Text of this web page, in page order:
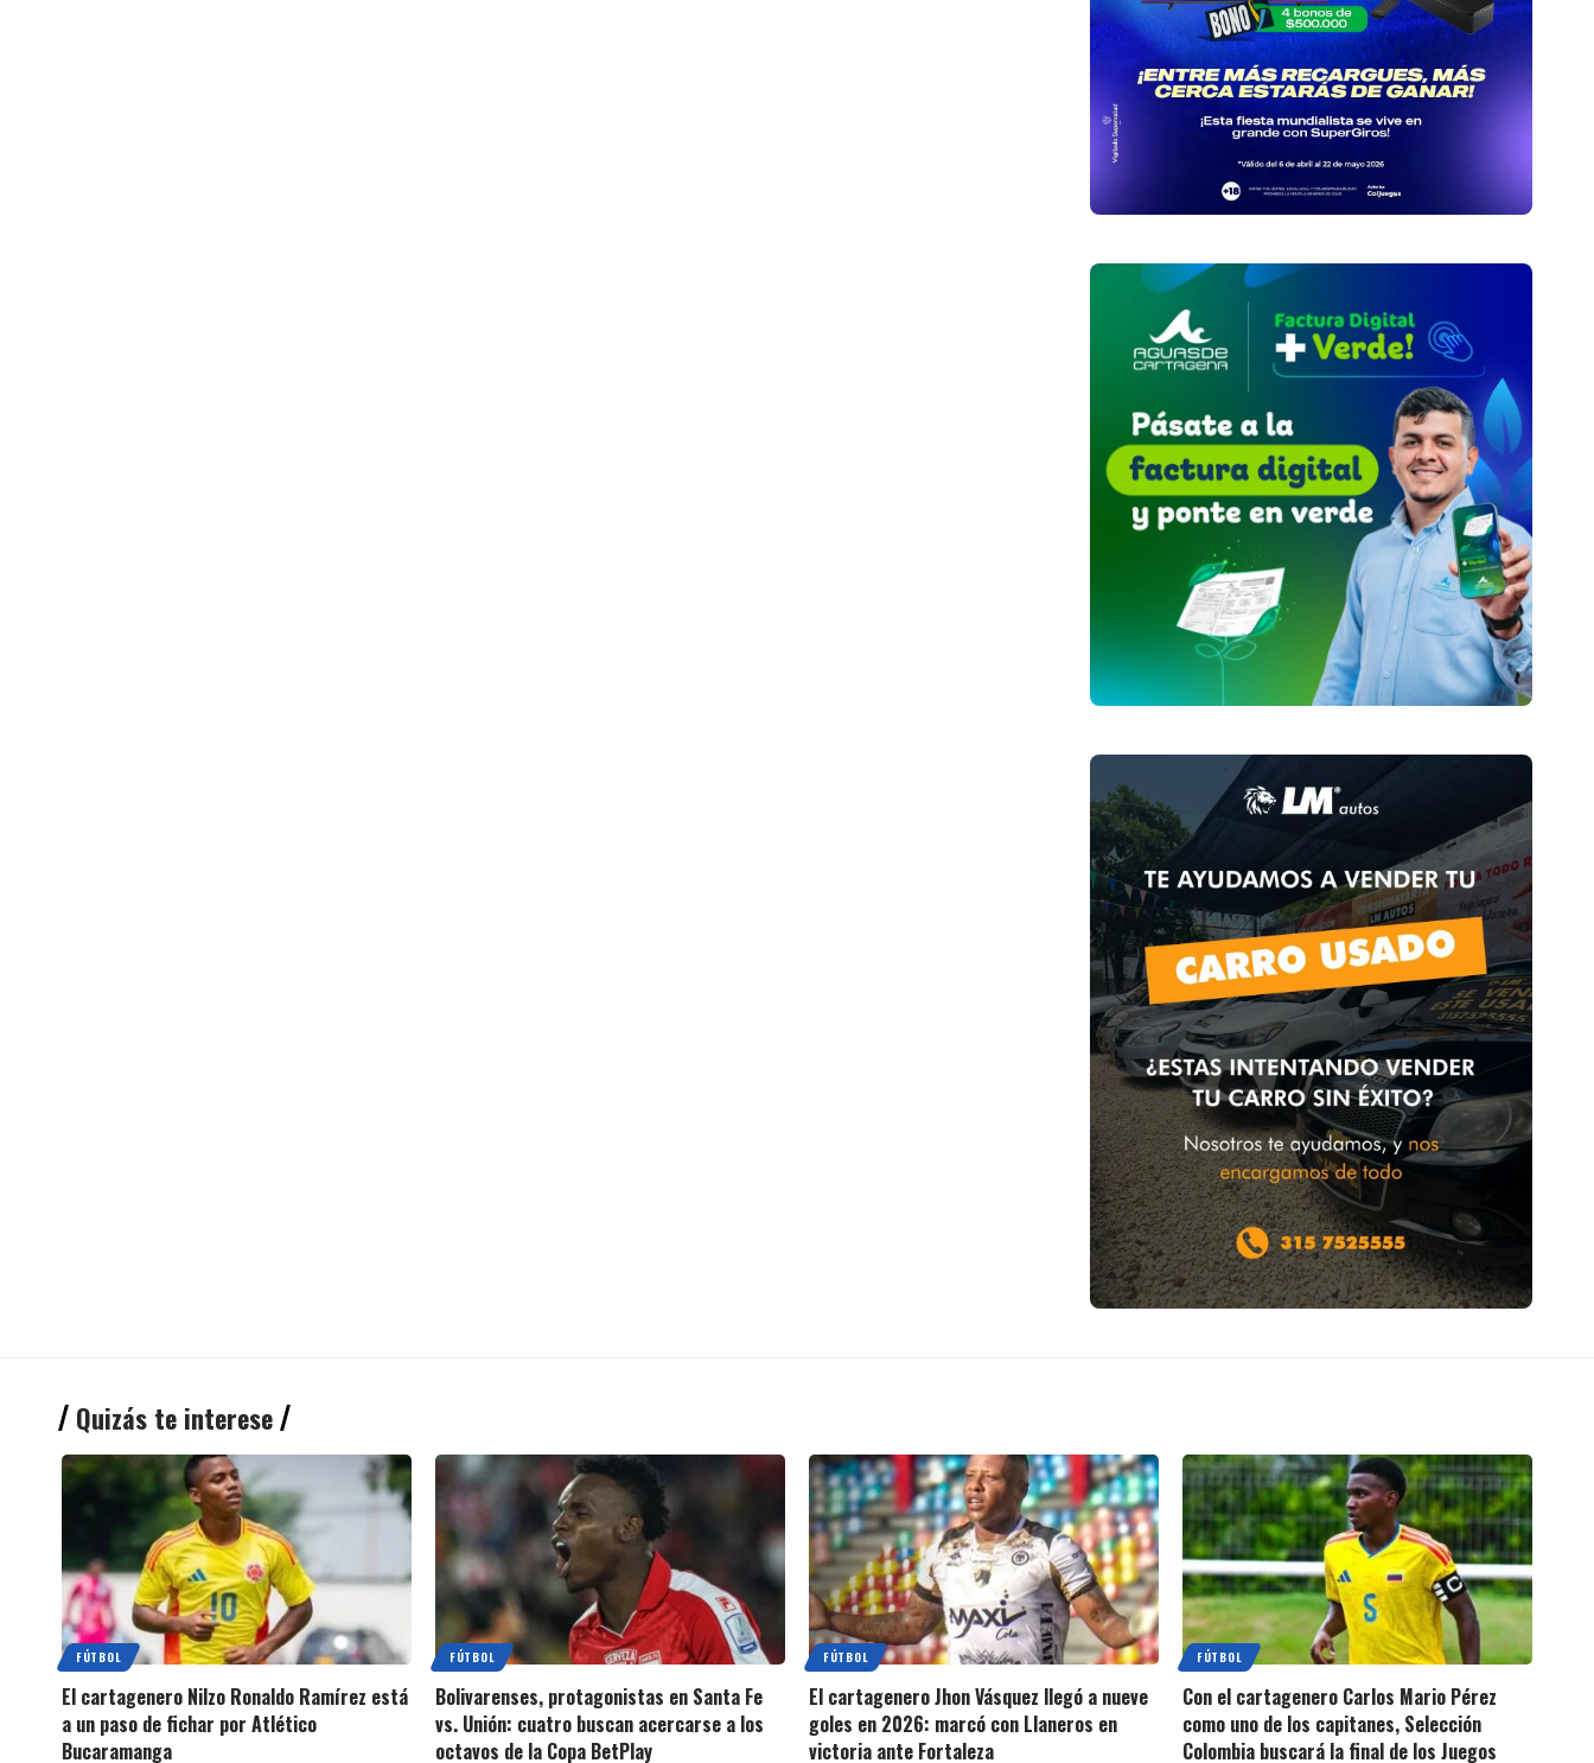
Quizás te interese
FÚTBOL
El cartagenero Nilzo Ronaldo Ramírez está
a un paso de fichar por Atlético
Bucaramanga
FÚTBOL
Bolivarenses, protagonistas en Santa Fe
vs. Unión: cuatro buscan acercarse a los
octavos de la Copa BetPlay
FÚTBOL
El cartagenero Jhon Vásquez llegó a nueve
goles en 2026: marcó con Llaneros en
victoria ante Fortaleza
FÚTBOL
Con el cartagenero Carlos Mario Pérez
como uno de los capitanes, Selección
Colombia buscará la final de los Juegos